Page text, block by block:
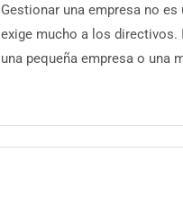
Gestionar una empresa no
exige mucho a los directivos.
una pequeña empresa o una